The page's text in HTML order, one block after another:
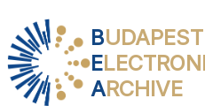
BUDAPEST
E
ARCHIVE